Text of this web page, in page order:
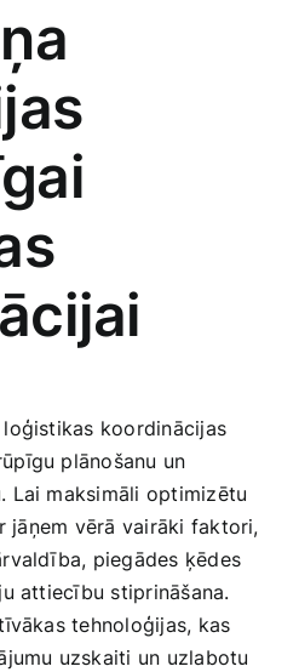
koordinācijas⁤
plānošanu‍ un
Lai maksimāli ‌optimizētu
jāņem ‍vērā vairāki faktori,
piegādes ķēdes
attiecību stiprināšana.​
tehnoloģijas, kas‍
uzskaiti un uzlabotu